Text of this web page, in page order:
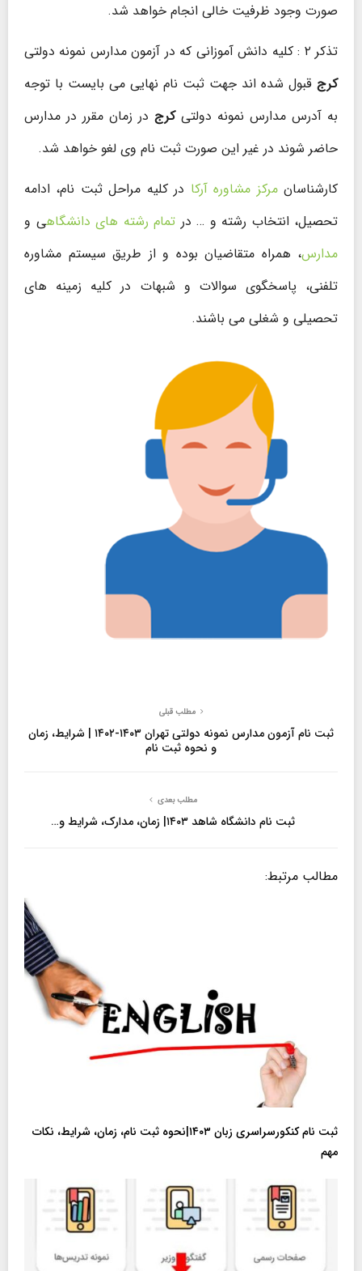
صورت وجود ظرفیت خالی انجام خواهد شد.
تذکر ۲ : کلیه دانش آموزانی که در آزمون مدارس نمونه دولتی
کرج قبول شده اند جهت ثبت نام نهایی می بایست با توجه
به آدرس مدارس نمونه دولتیکرج در زمان مقرر در مدارس
حاضر شوند در غیر این صورت ثبت نام وی لغو خواهد شد.
کارشناسانمرکز مشاوره آرکا در کلیه مراحل ثبت نام، ادامه
تحصیل، انتخاب رشته و … در تمام رشته های دانشگاهی و
مدارس، همراه متقاضیان بوده و از طریق سیستم مشاوره
تلفنی، پاسخگوی سوالات و شبهات در کلیه زمینه های
تحصیلی و شغلی می باشند.
مطلب قبلی
ثبت نام آزمون مدارس نمونه دولتی تهران ۱۴۰۳-۱۴۰۲ | شرایط، زمان
و نحوه ثبت نام
مطلب بعدی
ثبت نام دانشگاه شاهد ۱۴۰۳| زمان، مدارک، شرایط و…
مطالب مرتبط:
ثبت نام کنکورسراسری زبان ۱۴۰۳|نحوه ثبت نام، زمان، شرایط، نکات
مهم